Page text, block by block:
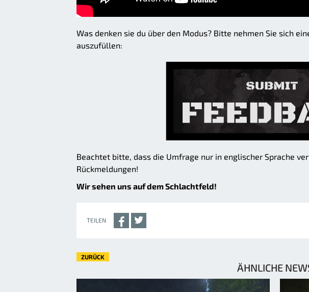
Was denken sie du über den Modus? Bitte nehmen Sie sich
auszufüllen:
Beachtet bitte, dass die Umfrage nur in englischer Sprache
Rückmeldungen!
Wir sehen uns auf dem Schlachtfeld!
TEILEN
ZURÜCK
ÄHNLICHE